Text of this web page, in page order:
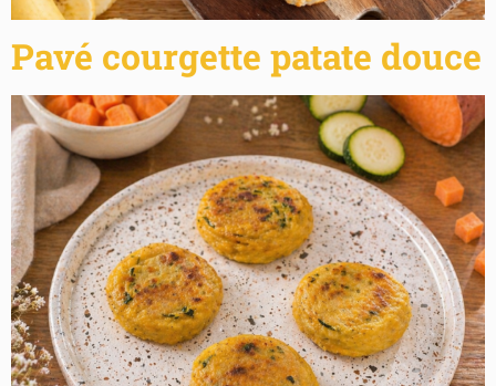
Pavé courgette patate douce